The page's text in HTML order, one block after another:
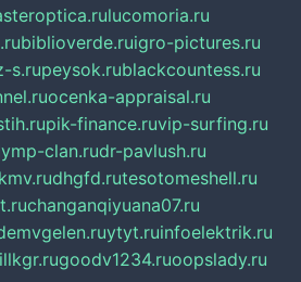
lucomoria.ru
biblioverde.ruigro-pictures.ru
s.rupeysok.rublackcountess.ru
ocenka-appraisal.ru
pik-finance.ruvip-surfing.ru
clan.rudr-pavlush.ru
dhgfd.rutesotomeshell.ru
changanqiyuana07.ru
ytyt.ruinfoelektrik.ru
goodv1234.ruoopslady.ru